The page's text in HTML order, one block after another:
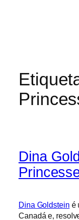
Dina
Dina Goldstein é
Canadá e,